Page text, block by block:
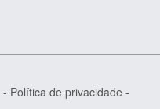
- Política de privacidade -